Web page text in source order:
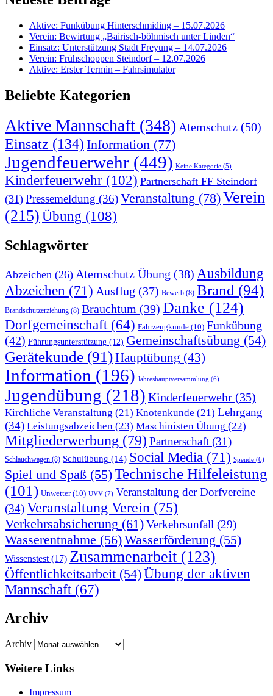
Aktive: Funkübung Hinterschmiding – 15.07.2026
Verein: Bewirtung „Bairisch-böhmisch unter Linden“
Einsatz: Unterstützung Stadt Freyung – 14.07.2026
Verein: Frühschoppen Steindorf – 12.07.2026
Aktive: Erster Termin – Fahrsimulator
Beliebte Kategorien
Aktive Mannschaft (348) Atemschutz (50)
Einsatz (134) Information (77)
Jugendfeuerwehr (449) Keine Kategorie (5)
Kinderfeuerwehr (102) Partnerschaft FF Steindorf
(31) Pressemeldung (36)Veranstaltung (78)Verein
(215)Übung (108)
Schlagwörter
Abzeichen (26) Atemschutz Übung (38) Ausbildung
Abzeichen (71) Ausflug (37) Bewerb (8) Brand (94)
Brandschutzerziehung (8) Brauchtum (39) Danke (124)
Dorfgemeinschaft(64) Fahrzeugkunde (10) Funkübung
(42) Führungsunterstützung (12) Gemeinschaftsübung (54)
Gerätekunde (91)Hauptübung (43)
Information (196) Jahreshauptversammlung (6)
Jugendübung (218) Kinderfeuerwehr (35)
Kirchliche Veranstaltung (21) Knotenkunde (21) Lehrgang
(34) Leistungsabzeichen (23) Maschinisten Übung (22)
Mitgliederwerbung (79) Partnerschaft (31)
Schlauchwagen (8) Schulübung (14) Social Media (71) Spende (6)
Spiel und Spaß (55)Technische Hilfeleistung
(101) Unwetter(10) UVV (7) Veranstaltung der Dorfvereine
(34)Veranstaltung Verein (75)
Verkehrsabsicherung (61)Verkehrsunfall (29)
Wasserentnahme (56)Wasserförderung (55)
Wissenstest(17) Zusammenarbeit (123)
Öffentlichkeitsarbeit (54)Übung der aktiven
Mannschaft(67)
Archiv
Archiv
Weitere Links
Impressum